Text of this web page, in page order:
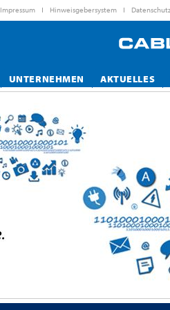
Impressum Hinweisgebersystem
UNTERNEHMEN AKTUELLES